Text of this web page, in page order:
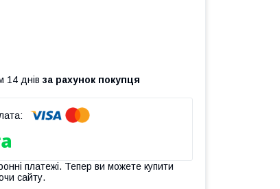
14 днів за рахунок покупця
платежі. Тепер ви можете купити
сайту.